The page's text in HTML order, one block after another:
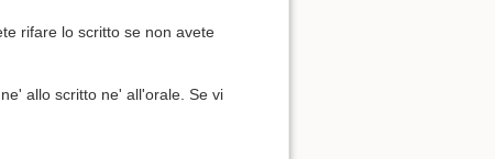
rifare lo scritto se non avete
allo scritto ne' all'orale. Se vi